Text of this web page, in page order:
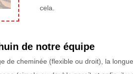
cela.
de notre équipe
de cheminée (flexible ou droit), la